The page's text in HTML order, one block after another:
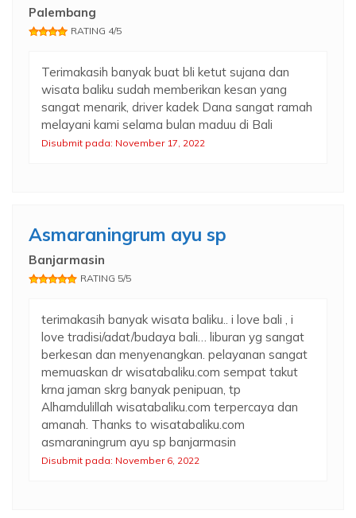
Palembang
RATING 4/5
Terimakasih banyak buat bli ketut sujana dan
wisata baliku sudah memberikan kesan yang
sangat menarik, driver kadek Dana sangat ramah
melayani kami selama bulan maduu di Bali
Disubmit pada: November 17, 2022
Asmaraningrum ayu sp
Banjarmasin
RATING 5/5
terimakasih banyak wisata baliku.. i love bali , i
love tradisi/adat/budaya bali… liburan yg sangat
berkesan dan menyenangkan. pelayanan sangat
memuaskan dr wisatabaliku.com sempat takut
krna jaman skrg banyak penipuan, tp
Alhamdulillah wisatabaliku.com terpercaya dan
amanah. Thanks to wisatabaliku.com
asmaraningrum ayu sp banjarmasin
Disubmit pada: November 6, 2022